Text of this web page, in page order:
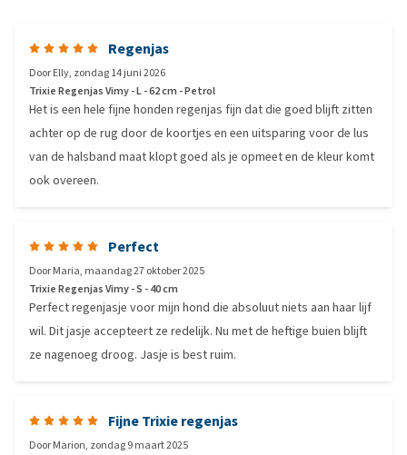
Regenjas
DoorElly, zondag 14 juni 2026
Trixie Regenjas Vimy - L - 62 cm - Petrol
Het is een hele fijne honden regenjas fijn dat die goed blijft zitten
achter op de rug door de koortjes en een uitsparing voor de lus
van de halsband maat klopt goed als je opmeet en de kleur komt
ook overeen.
Perfect
DoorMaria, maandag 27 oktober 2025
Trixie Regenjas Vimy - S - 40 cm
Perfect regenjasje voor mijn hond die absoluut niets aan haar lijf
wil. Dit jasje accepteert ze redelijk. Nu met de heftige buien blijft
ze nagenoeg droog. Jasje is best ruim.
Fijne Trixie regenjas
DoorMarion, zondag 9 maart 2025